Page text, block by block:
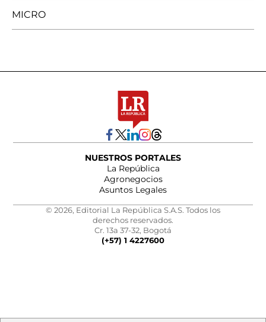
MICRO
NUESTROS PORTALES
La República
Agronegocios
Asuntos Legales
© 2026, Editorial La República S.A.S. Todos los
derechos reservados.
Cr. 13a 37-32, Bogotá
(+57) 1 4227600